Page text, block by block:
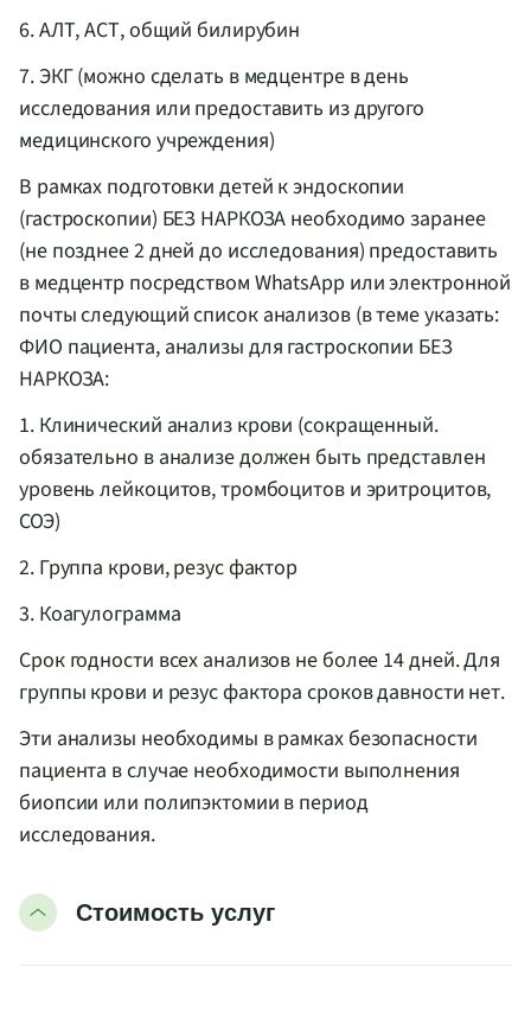
6. АЛТ, АСТ, общий билирубин
7. ЭКГ (можно сделать в медцентре в день
исследования или предоставить из другого
медицинского учреждения)
В рамках подготовки детей к эндоскопии
(гастроскопии) БЕЗ НАРКОЗА необходимо заранее
(не позднее 2 дней до исследования) предоставить
в медцентр посредством WhatsApp или электронной
почты следующий список анализов (в теме указать:
ФИО пациента, анализы для гастроскопии БЕЗ
НАРКОЗА:
1. Клинический анализ крови (сокращенный.
обязательно в анализе должен быть представлен
уровень лейкоцитов, тромбоцитов и эритроцитов,
СОЭ)
2. Группа крови, резус фактор
3. Коагулограмма
Срок годности всех анализов не более 14 дней. Для
группы крови и резус фактора сроков давности нет.
Эти анализы необходимы в рамках безопасности
пациента в случае необходимости выполнения
биопсии или полипэктомии в период
исследования.
Стоимость услуг